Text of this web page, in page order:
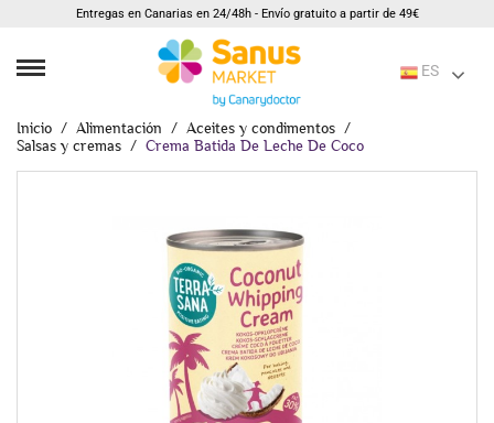
Entregas en Canarias en 24/48h - Envío gratuito a partir de 49€
ES
Inicio Alimentación
Aceites y condimentos
Salsas y cremas
Crema Batida De Leche De Coco